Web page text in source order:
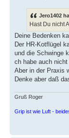
Jero1402
Hast Du nicht
Deine Bedenken
Der HR-Kotflügel
und die Schwinge
ch habe auch
Aber in der Praxis
Denke aber daß
Gruß Roger
Grip ist wie Luft -